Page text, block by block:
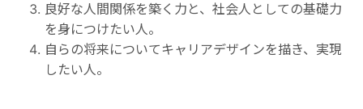
良好な人間関係を築く力と、社会人としての基礎力
を身につけたい人。
自らの将来についてキャリアデザインを描き、実現
したい人。